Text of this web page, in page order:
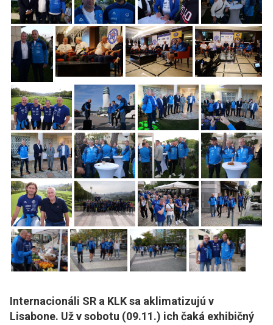
Internacionáli SR a KLK sa aklimatizujú v
Lisabone. Už v sobotu (09.11.) ich čaká exhibičný